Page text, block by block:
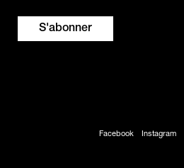
Facebook Instagram